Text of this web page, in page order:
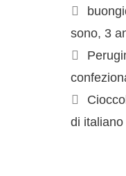
sono, 3
di